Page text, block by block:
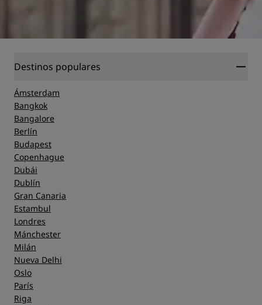
Destinos populares
Ámsterdam
Bangkok
Bangalore
Berlín
Budapest
Copenhague
Dubái
Dublín
Gran Canaria
Estambul
Londres
Mánchester
Milán
Nueva Delhi
Oslo
París
Riga